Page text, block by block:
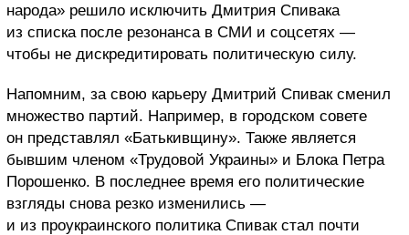
народа» решило исключить Дмитрия Спивака
из списка после резонанса в СМИ и соцсетях —
чтобы не дискредитировать политическую силу.
Напомним, за свою карьеру Дмитрий Спивак сменил
множество партий. Например, в городском совете
он представлял «Батькивщину». Также является
бывшим членом «Трудовой Украины» и Блока Петра
Порошенко. В последнее время его политические
взгляды снова резко изменились —
и из проукраинского политика Спивак стал почти